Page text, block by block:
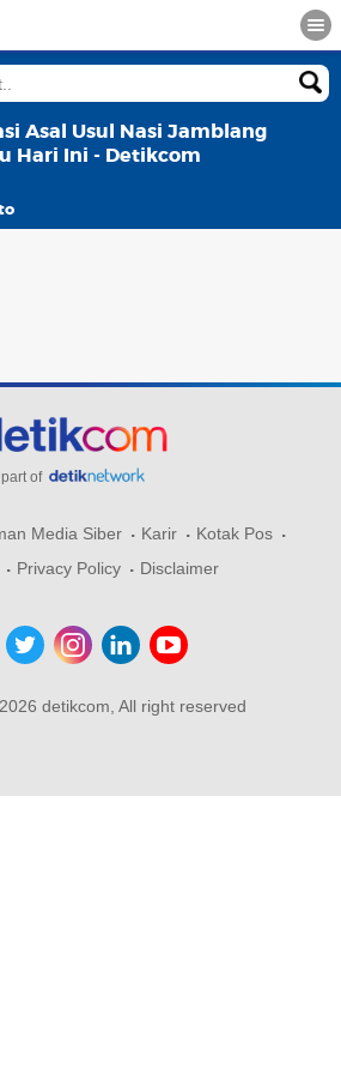
Asal Usul Nasi Jamblang
Hari Ini - Detikcom
part of
Media Siber Karir
Kotak Pos
Privacy Policy Disclaimer
detikcom, All right reserved